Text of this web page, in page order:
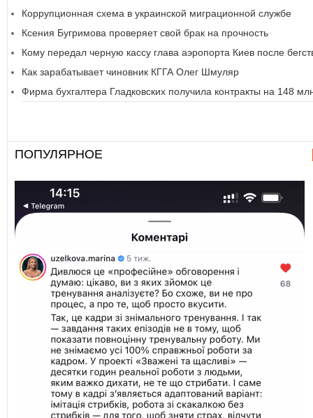
Коррупционная схема в украинской миграционной службе
Ксения Бугримова проверяет свой брак на прочность
Кому передал черную кассу глава аэропорта Киев после
Как зарабатывает чиновник КГГА Олег Шмуляр
Фирма бухгалтера Гладковских получила контракты на 148
ПОПУЛЯРНОЕ